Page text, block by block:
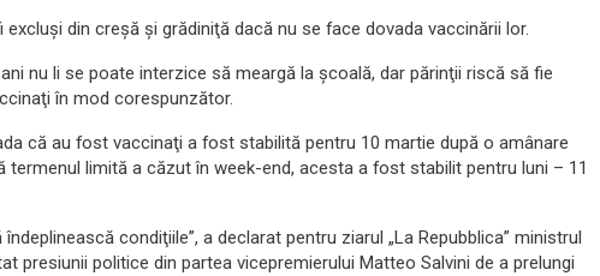
din creşă şi grădiniţă dacă nu se face dovada vaccinării lor.
nu li se poate interzice să meargă la şcoală, dar părinţii riscă să fie
în mod corespunzător.
că au fost vaccinaţi a fost stabilită pentru 10 martie după o amânare
termenul limită a căzut în week-end, acesta a fost stabilit pentru luni – 11
condiţiile”, a declarat pentru ziarul „La Repubblica” ministrul
presiunii politice din partea vicepremierului Matteo Salvini de a prelungi